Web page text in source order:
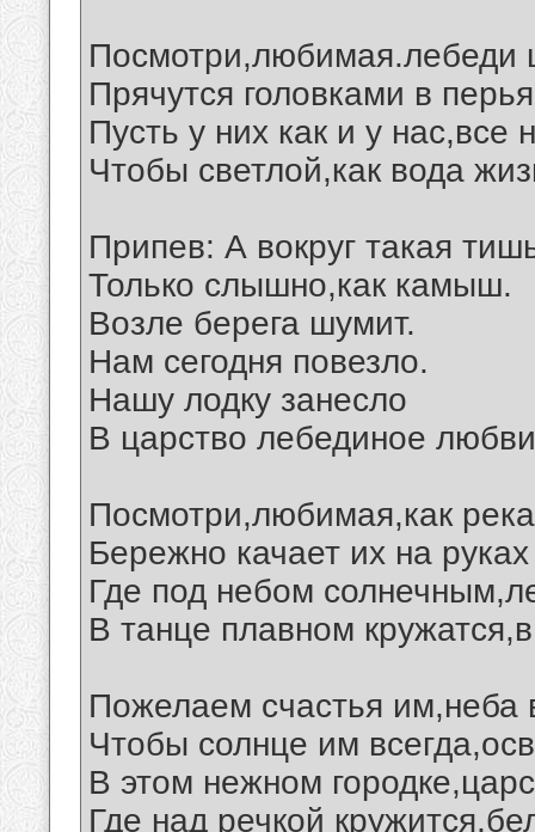
Посмотри,любимая.лебеди
Прячутся головками в
Пусть у них как и у нас,все
Чтобы светлой,как вода
Припев: А вокруг такая
Только слышно,как камыш.
Возле берега шумит.
Нам сегодня повезло.
Нашу лодку занесло
В царство лебединое
Посмотри,любимая,как
Бережно качает их на
Где под небом
В танце плавном
Пожелаем счастья им,неба
Чтобы солнце им
В этом нежном
Где над речкой